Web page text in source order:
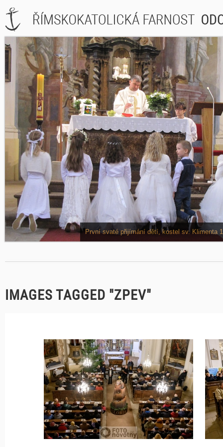
Víkend dětí z náboženství na faře v Odoleně Vodě,
IMAGES TAGGED "ZPEV"